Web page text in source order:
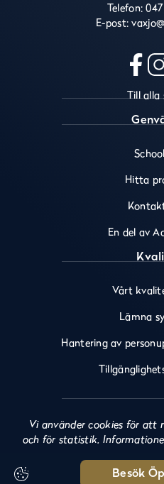
Telefon:
E-post:
a
c
e
o
k
(
p
n
s
n
t
t
ö
s
t
r
n
s
t
g
a
ö
p
a
i
y
t
f
n
s
e
Till alla
Hitta
En del av
Vårt
Lämna
Hantering av
Vi använder cookies för att
och för statistik.
Besök